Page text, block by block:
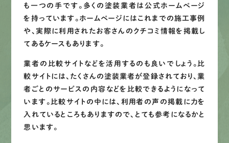
も一つの手です。多くの塗装業者は公式ホームページ
を持っています。ホームページにはこれまでの施工事例
や、実際に利用されたお客さんのクチコミ情報を掲載し
てあるケースもあります。
業者の比較サイトなどを活用するのも良いでしょう。比
較サイトには、たくさんの塗装業者が登録されており、業
者ごとのサービスの内容などを比較できるようになって
います。比較サイトの中には、利用者の声の掲載に力を
入れているところもありますので、とても参考になるかと
思います。